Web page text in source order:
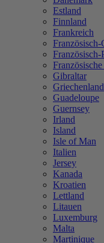
Estland
Finnland
Frankreich
Französisch-
Französisch-
Gibraltar
Griechenland
Guadeloupe
Guernsey
Irland
Island
Isle of Man
Italien
Jersey
Kanada
Kroatien
Lettland
Litauen
Luxemburg
Malta
Martinique